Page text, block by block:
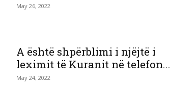
May 26, 2022
A është shpërblimi i njëjtë i
leximit të Kuranit në telefon...
May 24, 2022